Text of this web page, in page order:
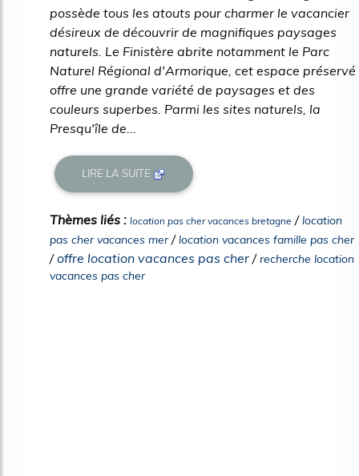
possède tous les atouts pour charmer le vacancier
désireux de découvrir de magnifiques paysages
naturels. Le Finistère abrite notamment le Parc
Naturel Régional d'Armorique, cet espace préservé
offre une grande variété de paysages et des
couleurs superbes. Parmi les sites naturels, la
Presqu'île de...
LIRE LA SUITE
Thèmes liés : location pas cher vacances bretagne /location
pas cher vacances mer/location vacances famille pas cher
/offre location vacances pas cher /recherche location
vacances pas cher